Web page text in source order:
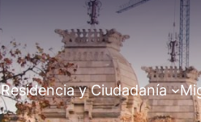
Residencia y Ciudadanía